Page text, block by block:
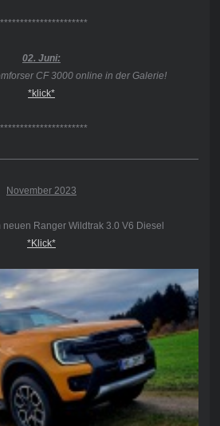
02. Juni:
CF 3000 online in der Galerie!
*klick*
November 2023
neuen Ranger Wildtrak 3.0 V6 Diesel
*Klick*